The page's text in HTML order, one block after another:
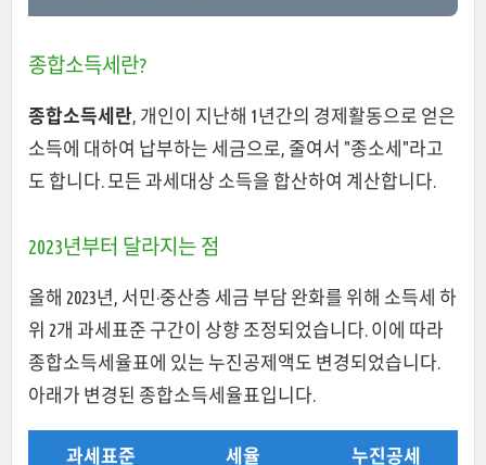
종합소득세란?
종합소득세란, 개인이 지난해 1년간의 경제활동으로 얻은
소득에 대하여 납부하는 세금으로, 줄여서 "종소세"라고
도 합니다. 모든 과세대상 소득을 합산하여 계산합니다.
2023년부터 달라지는 점
올해 2023년, 서민·중산층 세금 부담 완화를 위해 소득세 하
위 2개 과세표준 구간이 상향 조정되었습니다. 이에 따라
종합소득세율표에 있는 누진공제액도 변경되었습니다.
아래가 변경된 종합소득세율표입니다.
과세표준 세율 누진공세